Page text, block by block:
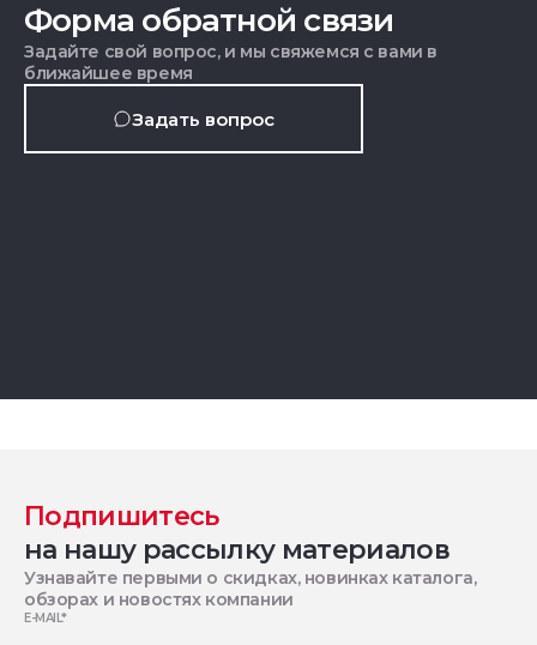
Форма обратной связи
Задайте свой вопрос, и мы свяжемся с вами в
ближайшее время
Задать вопрос
Подпишитесь
на нашу рассылку материалов
Узнавайте первыми о скидках, новинках каталога,
обзорах и новостях компании
E-MAIL*